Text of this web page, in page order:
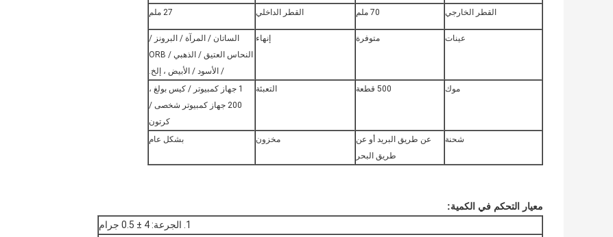
القطر الخارجي
70 ملم القطر الداخلي 27 ملم
عينات متوفرة إنهاء
الساتان / المرآة / البرونز /
النحاس العتيق / الذهبي / ORB
/ الأسود / الأبيض ، إلخ.
موك
500 قطعة التعبئة
1 جهاز كمبيوتر / كيس بولغ ،
200 جهاز كمبيوتر شخصى /
كرتون
شحنة
عن طريق البريد أو عن
طريق البحر
مخزون بشكل عام
معيار التحكم في الكمية:
1. الجرعة: 4 ± 0.5 جرام